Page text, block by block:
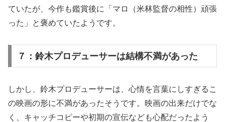
ていたが、今作も鑑賞後に「マロ（米林監督の相性）頑張
った」と褒めていたようです。
７：鈴木プロデューサーは結構不満があった
しかし、鈴木プロデューサーは、心情を言葉にしすぎるこ
の映画の形に不満があったそうです。映画の出来だけでな
く、キャッチコピーや初期の宣伝なども心配だったよう